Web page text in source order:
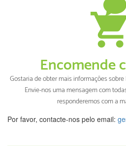
Encomende
Gostaria de obter mais informações
Envie-nos uma mensagem com
responderemos com a
Por favor, contacte-nos pelo email: